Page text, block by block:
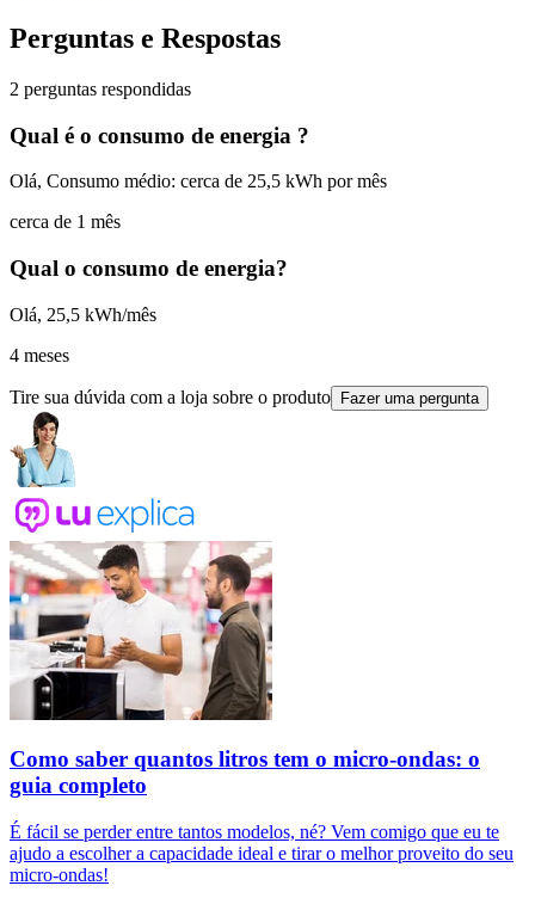
Perguntas e Respostas
2 perguntas respondidas
Qual é o consumo de energia ?
Olá, Consumo médio: cerca de 25,5 kWh por mês
cerca de 1 mês
Qual o consumo de energia?
Olá, 25,5 kWh/mês
4 meses
Tire sua dúvida com a loja sobre o produto Fazer uma pergunta
Como saber quantos litros tem o micro-ondas: o
guia completo
É fácil se perder entre tantos modelos, né? Vem comigo que eu te
ajudo a escolher a capacidade ideal e tirar o melhor proveito do seu
micro-ondas!